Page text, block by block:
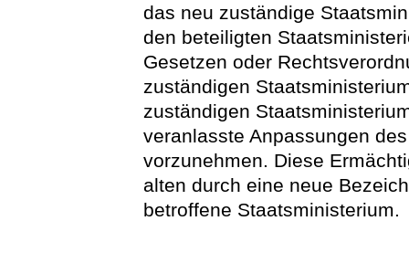
das neu zuständige
den beteiligten
Gesetzen oder
zuständigen
zuständigen
veranlasste Anpassungen
vorzunehmen. Diese
alten durch eine neue
betroffene Staatsministerium.